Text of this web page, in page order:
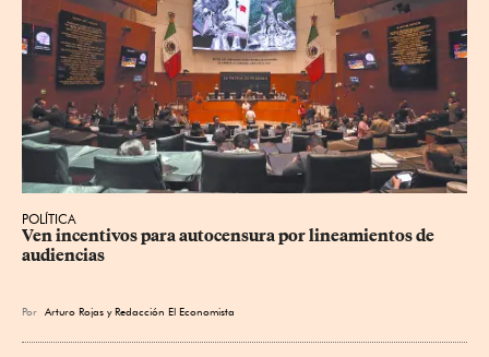
POLÍTICA
Ven incentivos para autocensura por lineamientos de
audiencias
Por Arturo Rojas yRedacción El Economista